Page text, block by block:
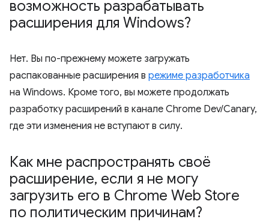
возможность разрабатывать
расширения для Windows?
Нет. Вы по-прежнему можете загружать
распакованные расширения в режиме разработчика
на Windows. Кроме того, вы можете продолжать
разработку расширений в канале Chrome Dev/Canary,
где эти изменения не вступают в силу.
Как мне распространять своё
расширение, если я не могу
загрузить его в Chrome Web Store
по политическим причинам?